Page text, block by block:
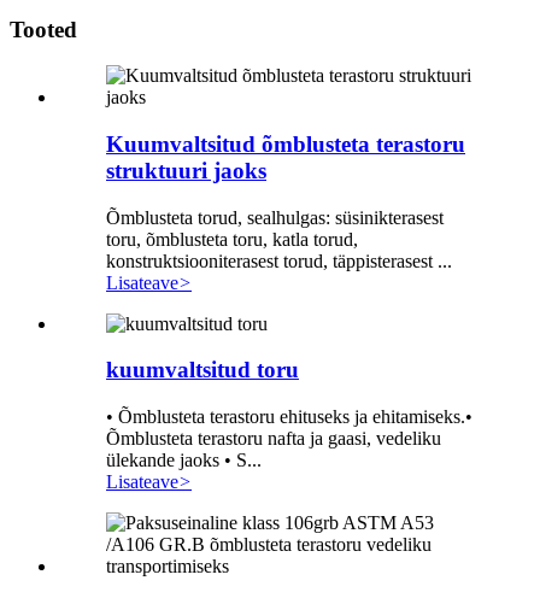
Tooted
Kuumvaltsitud õmblusteta terastoru
struktuuri jaoks
Õmblusteta torud, sealhulgas: süsinikterasest
toru, õmblusteta toru, katla torud,
konstruktsiooniterasest torud, täppisterasest ...
Lisateave>
kuumvaltsitud toru
• Õmblusteta terastoru ehituseks ja ehitamiseks.•
Õmblusteta terastoru nafta ja gaasi, vedeliku
ülekande jaoks • S...
Lisateave>